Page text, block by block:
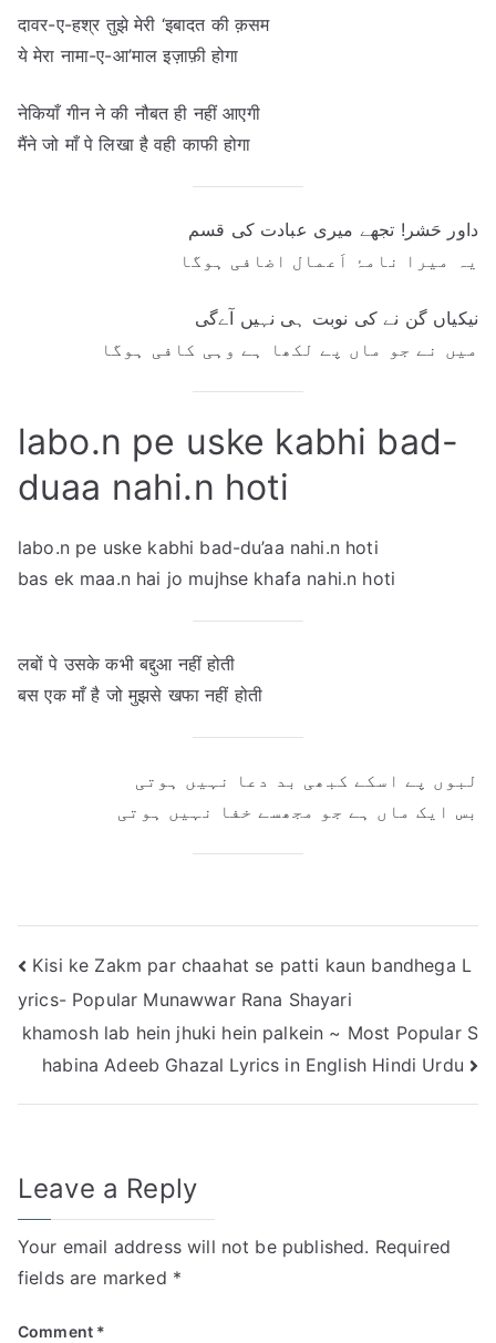
दावर-ए-हश्र तुझे मेरी ‘इबादत की क़सम
ये मेरा नामा-ए-आ’माल इज़ाफ़ी होगा
नेकियाँ गीन ने की नौबत ही नहीं आएगी
मैंने जो माँ पे लिखा है वही काफी होगा
داور حَشر! تجھے میری عبادت کی قسم
یہ میرا نامۂ اَعمال اضافی ہوگا
نیکیاں گن نے کی نوبت ہی نہیں آےگی
میں نے جو ماں پے لکھا ہے وہی کافی ہوگا
labo.n pe uske kabhi bad-
duaa nahi.n hoti
labo.n pe uske kabhi bad-du’aa nahi.n hoti
bas ek maa.n hai jo mujhse khafa nahi.n hoti
लबों पे उसके कभी बद्दुआ नहीं होती
बस एक माँ है जो मुझसे खफा नहीं होती
لبوں پے اسکے کبھی بد دعا نہیں ہوتی
بس ایک ماں ہے جو مجھسے خفا نہیں ہوتی
Post
navigation
Kisi ke Zakm par chaahat se patti kaun bandhega L
yrics- Popular Munawwar Rana Shayari
khamosh lab hein jhuki hein palkein ~ Most Popular S
habina Adeeb Ghazal Lyrics in English Hindi Urdu
Leave a Reply
Your email address will not be published. Required
fields are marked *
Comment *